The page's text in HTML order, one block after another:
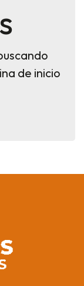
de inicio